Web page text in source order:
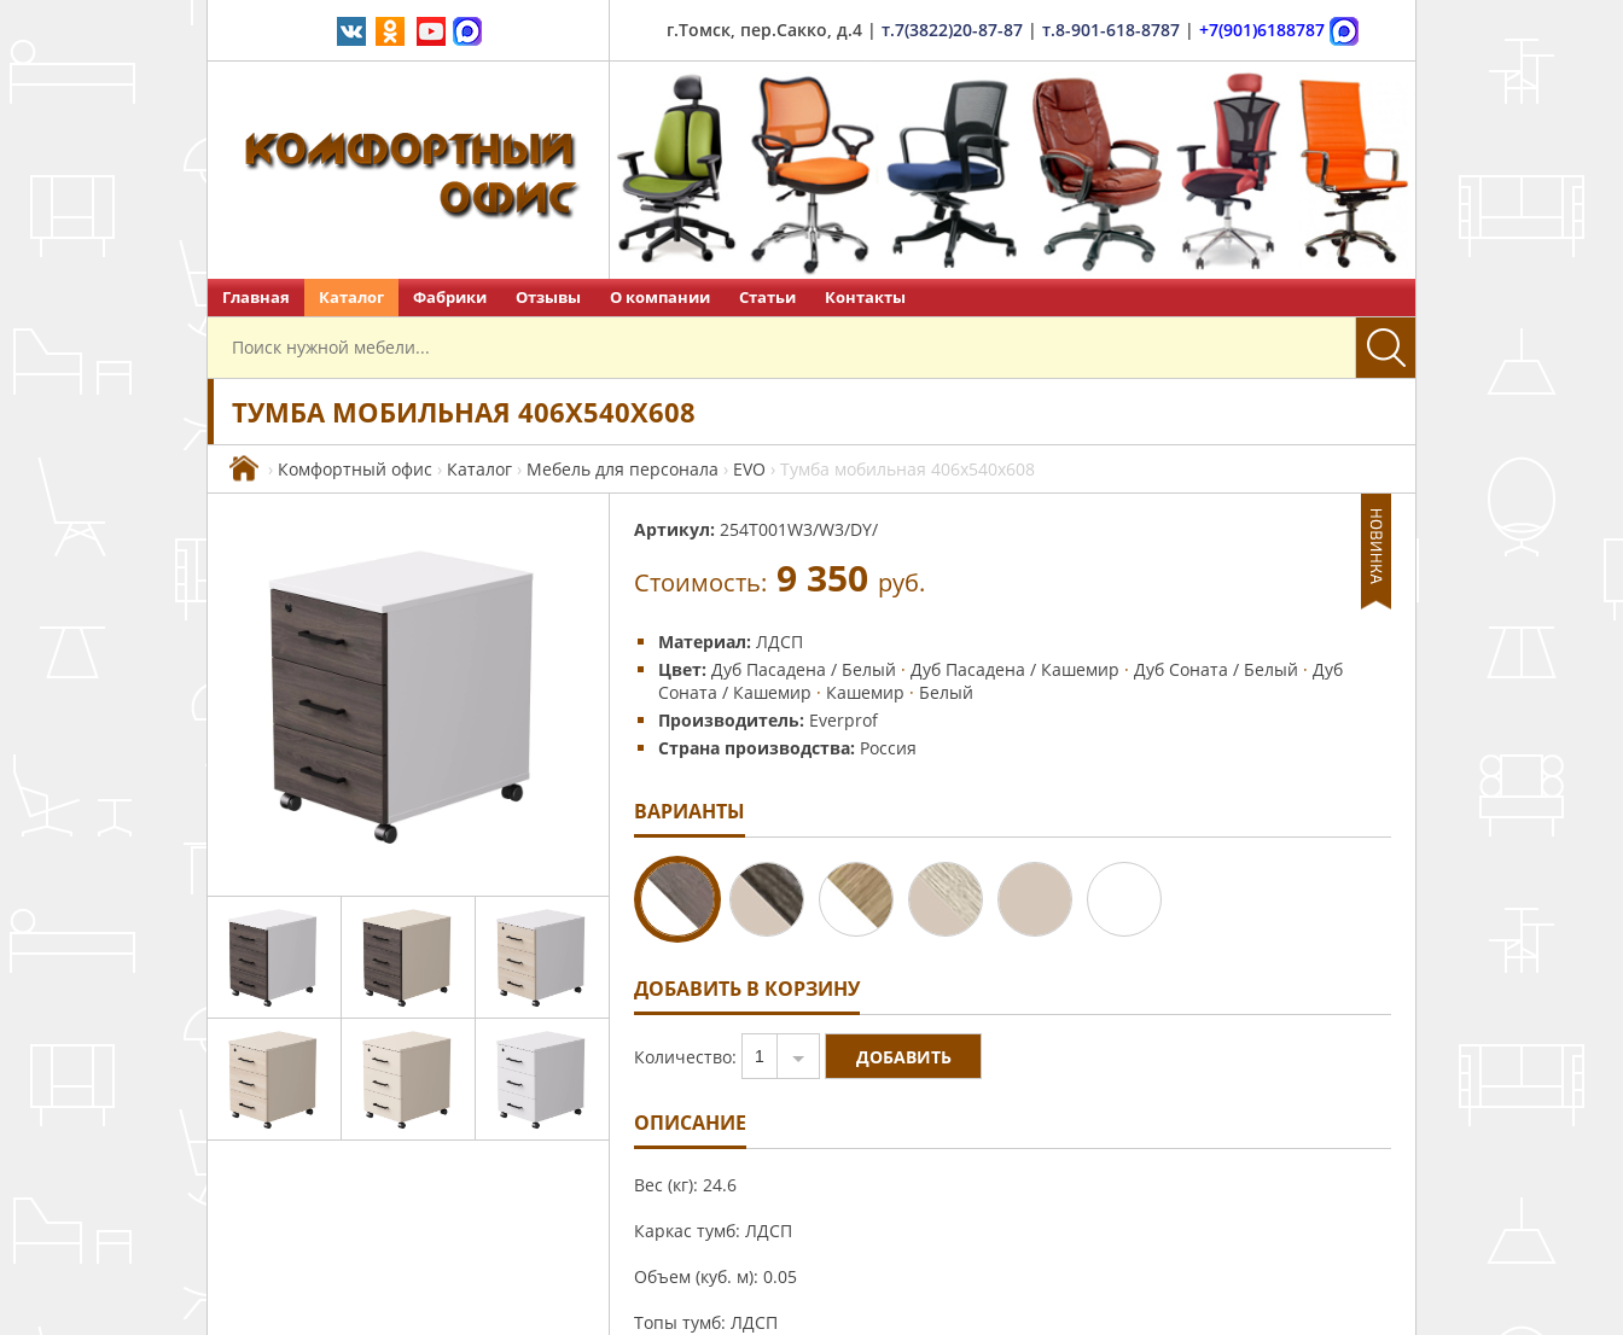
г.Томск, пер.Сакко, д.4 | т.7(3822)20-87-87 | т.8-901-618-8787 | +7(901)6188787
Главная Каталог Фабрики Отзывы О компании Статьи Контакты
ТУМБА МОБИЛЬНАЯ 406Х540Х608
› Комфортный офис › Каталог › Мебель для персонала › EVO › Тумба мобильная 406х540х608
Артикул: 254T001W3/W3/DY/
Стоимость: 9 350 руб.
Материал: ЛДСП
Цвет: Дуб Пасадена / Белый · Дуб Пасадена / Кашемир · Дуб Соната / Белый · Дуб
Соната / Кашемир · Кашемир · Белый
Производитель: Everprof
Страна производства: Россия
ВАРИАНТЫ
ДОБАВИТЬ В КОРЗИНУ
Количество: 1
ОПИСАНИЕ
Вес (кг): 24.6
Каркас тумб: ЛДСП
Объем (куб. м): 0.05
Топы тумб: ЛДСП